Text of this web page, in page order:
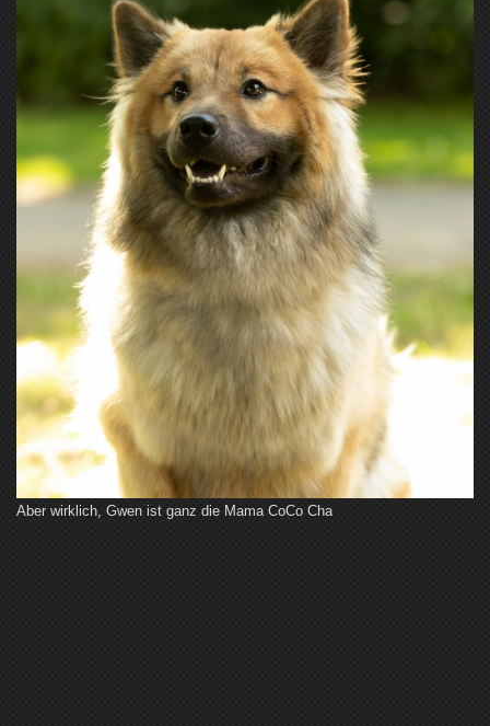
Aber wirklich, Gwen ist ganz die Mama CoCo Cha